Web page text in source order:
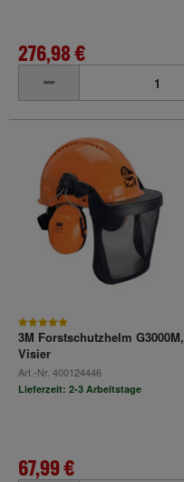
276,98 €
3M Forstschutzhelm
Visier
Art.-Nr. 400124446
Lieferzeit: 2-3 Arbeitstage
67,99 €